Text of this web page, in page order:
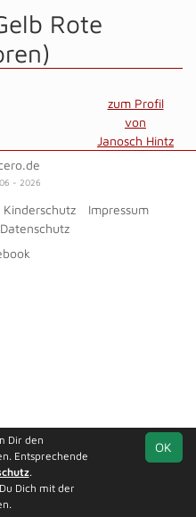
Rote
zum Profil
von
Janosch Hintz
- 2026
Kinderschutz
Impressum
Datenschutz
OK
Dir den
Entsprechende
.
Dich mit der